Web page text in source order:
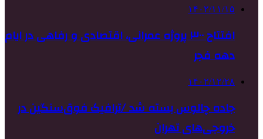
۱۴۰۲/۱۱/۱۵
افتتاح ٣٠٠ پروژه عمرانی، اقتصادی و رفاهی در ایام
دهه فجر
۱۴۰۲/۱۲/۲۸
جاده چالوس بسته شد /ترافیک فوق‌سنگین در
خروجی‌های تهران